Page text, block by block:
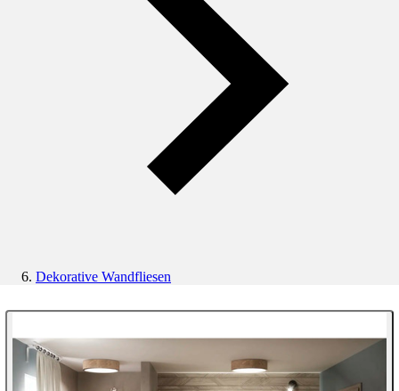
Dekorative Wandfliesen